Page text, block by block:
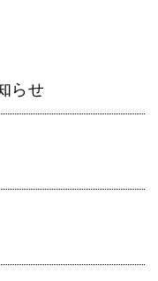
らせ